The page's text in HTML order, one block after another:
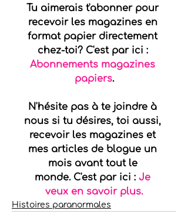
Tu aimerais t'abonner pour
recevoir les magazines en
format papier directement
chez-toi? C'est par ici :
Abonnements magazines
papiers.
N'hésite pas à te joindre à
nous si tu désires, toi aussi,
recevoir les magazines et
mes articles de blogue un
mois avant tout le
monde. C'est par ici : Je
veux en savoir plus.
Histoires paranormales